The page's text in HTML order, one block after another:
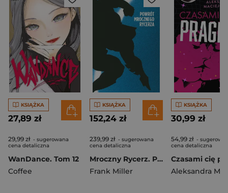
KSIĄŻKA
27,89 zł
29,99 zł - sugerowana
cena detaliczna
WanDance. Tom 12
Coffee
KSIĄŻKA
152,24 zł
239,99 zł - sugerowana
cena detaliczna
Mroczny Rycerz. Powrót Mrocznego Rycerza. DC Limited
Frank Miller
KSIĄŻKA
30,99 zł
54,99 zł -
cena detaliczna
Czasami cię